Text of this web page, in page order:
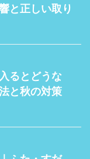
と正しい取り
るとどうな
と秋の対策